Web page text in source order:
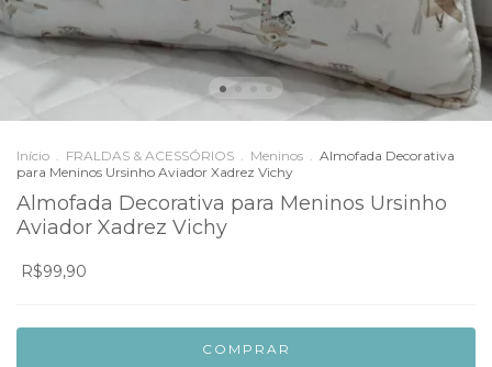
Início . FRALDAS & ACESSÓRIOS . Meninos . Almofada Decorativa
para Meninos Ursinho Aviador Xadrez Vichy
Almofada Decorativa para Meninos Ursinho
Aviador Xadrez Vichy
R$99,90